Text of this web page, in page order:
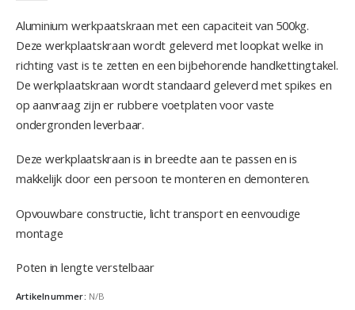
Aluminium werkpaatskraan met een capaciteit van 500kg.
Deze werkplaatskraan wordt geleverd met loopkat welke in
richting vast is te zetten en een bijbehorende handkettingtakel.
De werkplaatskraan wordt standaard geleverd met spikes en
op aanvraag zijn er rubbere voetplaten voor vaste
ondergronden leverbaar.
Deze werkplaatskraan is in breedte aan te passen en is
makkelijk door een persoon te monteren en demonteren.
Opvouwbare constructie, licht transport en eenvoudige
montage
Poten in lengte verstelbaar
Artikelnummer: N/B